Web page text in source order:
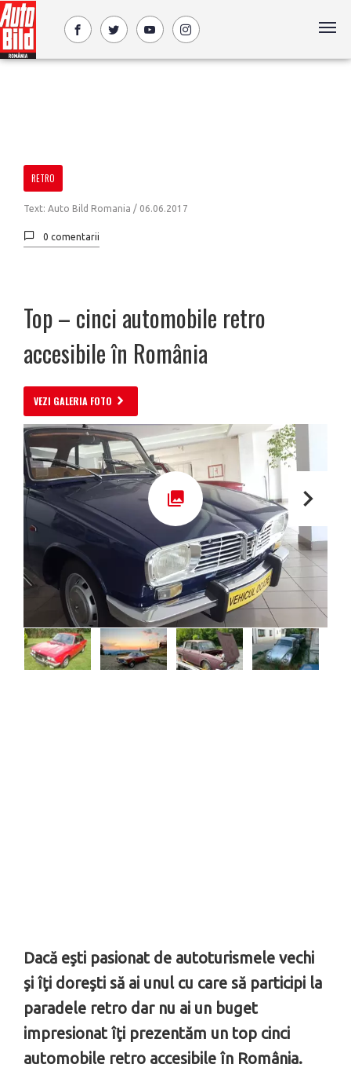
RETRO
Text: Auto Bild Romania / 06.06.2017
0 comentarii
Top – cinci automobile retro
accesibile în România
VEZI GALERIA FOTO
Dacă eşti pasionat de autoturismele vechi
şi îţi doreşti să ai unul cu care să participi la
paradele retro dar nu ai un buget
impresionat îţi prezentăm un top cinci
automobile retro accesibile în România.